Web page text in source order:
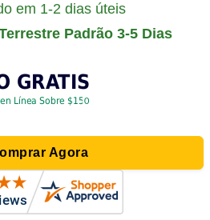
em 1-2 dias úteis
Padrão 3-5 Dias
Agora